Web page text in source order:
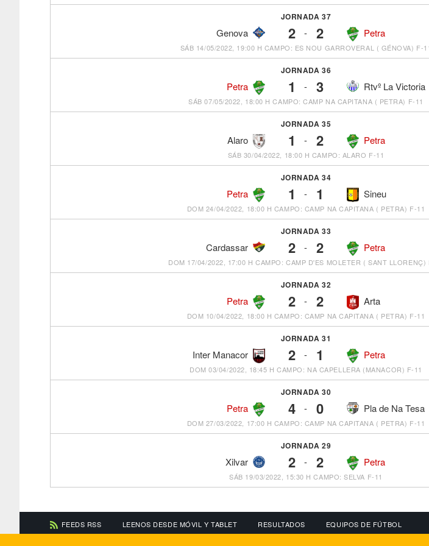
JORNADA 37
Genova 2 - Petra
2
SÁB 14/05/2022, 19:00 H CAMPO: ES NOU GARROVERAL ( GÉNOVA) F-
JORNADA 36
Petra 1 - Rtvº La Victoria
3
SÁB 07/05/2022, 18:00 H CAMPO: CAMP NA CAPITANA ( PETRA) F-11
JORNADA 35
Alaro 1 - Petra
2
SÁB 30/04/2022, 18:00 H CAMPO: ALARO F-11
JORNADA 34
Petra 1 - Sineu
1
DOM 24/04/2022, 18:00 H CAMPO: CAMP NA CAPITANA ( PETRA) F-11
JORNADA 33
Cardassar 2 - Petra
2
DOM 17/04/2022, 17:00 H CAMPO: CAMP D'ES MOLETER ( SANT LLORENÇ)
JORNADA 32
Petra 2 - Arta
2
DOM 10/04/2022, 18:00 H CAMPO: CAMP NA CAPITANA ( PETRA) F-11
JORNADA 31
Inter Manacor 2 - Petra
1
DOM 03/04/2022, 18:45 H CAMPO: NA CAPELLERA (MANACOR) F-11
JORNADA 30
Petra 4 - Pla de Na Tesa
0
DOM 27/03/2022, 17:00 H CAMPO: CAMP NA CAPITANA ( PETRA) F-11
JORNADA 29
Xilvar 2 - Petra
2
SÁB 19/03/2022, 15:30 H CAMPO: SELVA F-11
FEEDS RSS LEENOS DESDE MÓVIL Y TABLET RESULTADOS EQUIPOS DE FÚTBOL